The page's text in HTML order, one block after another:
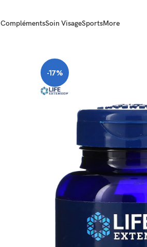
ComplémentsSoin VisageSportsMore
-17%